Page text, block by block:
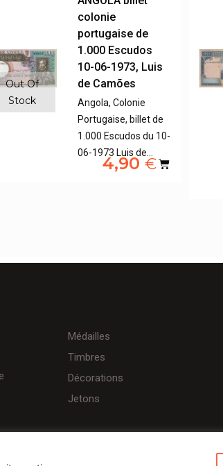
Out Of
Stock
colonie
portugaise de
1.000 Escudos
10-06-1973, Luis
de Camões
Angola, Colonie
Portugaise, billet de
1.000 Escudos du 10-
06-1973 Luis de…
4,90 €
Médailles
Timbres
Décorations
Jetons